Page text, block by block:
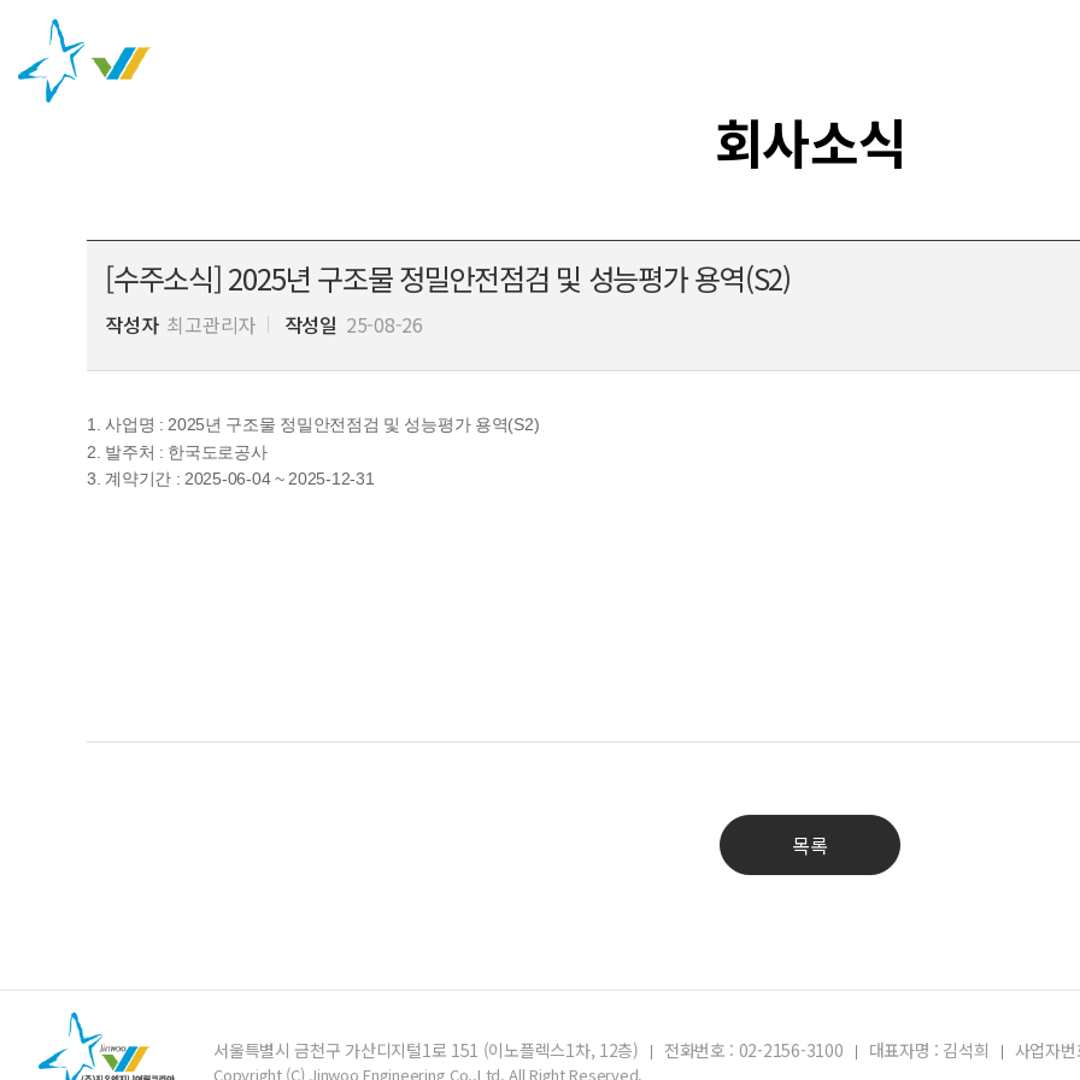
회사소식
[수주소식] 2025년 구조물 정밀안전점검 및 성능평가 용역(S2)
작성자 최고관리자 작성일 25-08-26
1. 사업명 : 2025년 구조물 정밀안전점검 및 성능평가 용역(S2)
2. 발주처 : 한국도로공사
3. 계약기간 : 2025-06-04 ~ 2025-12-31
목록
서울특별시 금천구 가산디지털1로 151 (이노플렉스1차, 12층) 전화번호 : 02-2156-3100 대표자명 : 김석희 사업자
Copyright (C) Jinwoo Engineering Co.,Ltd. All Right Reserved.